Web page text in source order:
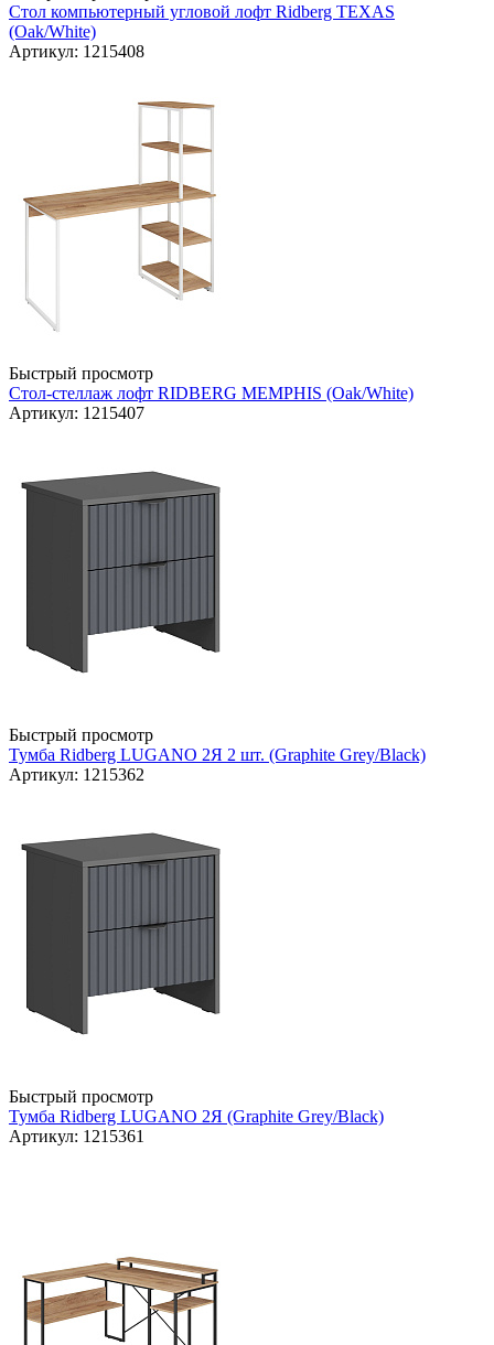
Стол компьютерный угловой лофт Ridberg TEXAS
(Oak/White)
Артикул: 1215408
Быстрый просмотр
Стол-стеллаж лофт RIDBERG MEMPHIS (Oak/White)
Артикул: 1215407
Быстрый просмотр
Тумба Ridberg LUGANO 2Я 2 шт. (Graphite Grey/Black)
Артикул: 1215362
Быстрый просмотр
Тумба Ridberg LUGANO 2Я (Graphite Grey/Black)
Артикул: 1215361